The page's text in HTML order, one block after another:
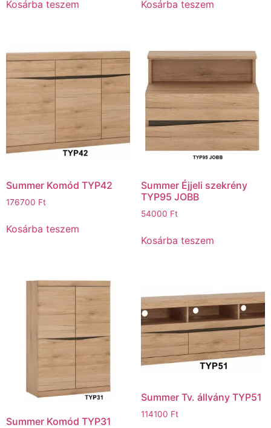
Kosárba teszem Kosárba teszem
Summer Komód TYP42
176700 Ft
Kosárba teszem
Summer Éjjeli szekrény
TYP95 JOBB
54000 Ft
Kosárba teszem
Summer Komód TYP31
Summer Tv. állvány TYP51
114100 Ft